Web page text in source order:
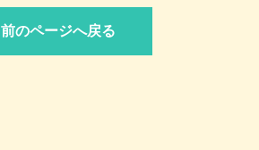
前のページへ戻る